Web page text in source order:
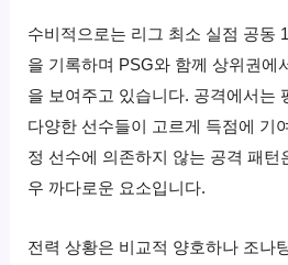
수비적으로는 리그 최소 실점 공동
을 기록하며 PSG와 함께 상위권에
을 보여주고 있습니다. 공격에서는
다양한 선수들이 고르게 득점에 기
정 선수에 의존하지 않는 공격 패턴
우 까다로운 요소입니다.
전력 상황은 비교적 양호하나 조나